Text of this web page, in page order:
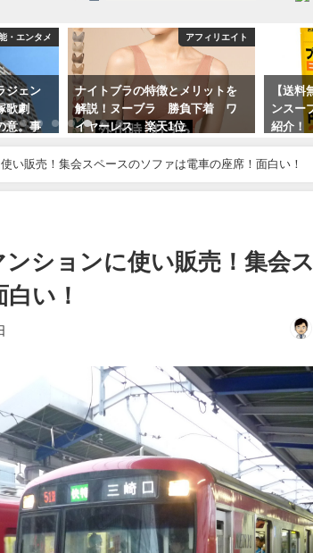
アフィリエイト
ナイトブラの特徴とメリットを
解説！ヌーブラ 勝負下着 ワ
イヤーレス 楽天1位
【送料無料】味
ンスープ コー
い販売！集会スペースのソファは電車の座席！面白い！
ンションに使い販売！集会
い！